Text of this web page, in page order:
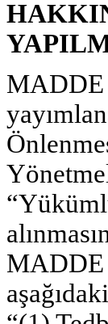
MADDE
MADDE